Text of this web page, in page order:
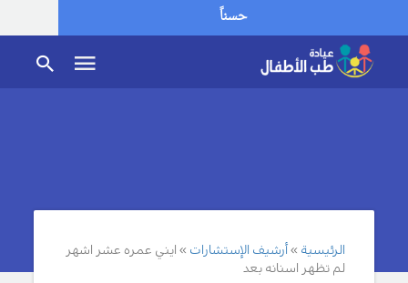
حسناً
الرئيسية أرشيف الإستشارات
ايني عمره عشر اشهر
لم تظهر اسنانه بعد